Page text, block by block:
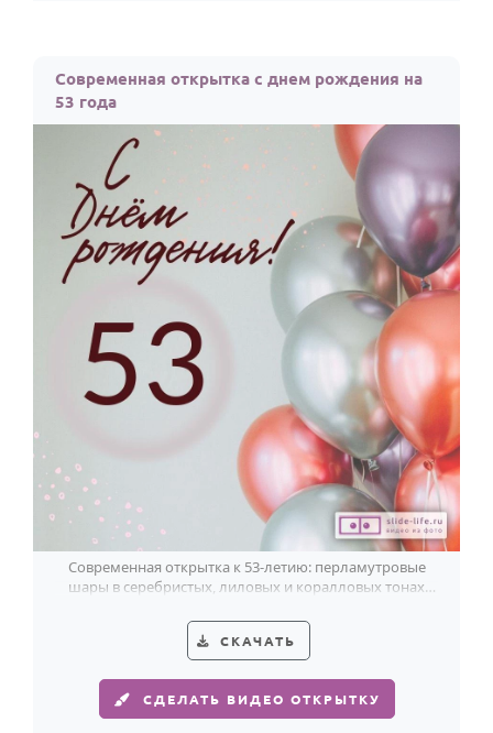
Современная открытка с днем рождения на
53 года
Современная открытка к 53-летию: перламутровые
шары в серебристых, лиловых и коралловых тонах
СКАЧАТЬ
СДЕЛАТЬ ВИДЕО ОТКРЫТКУ